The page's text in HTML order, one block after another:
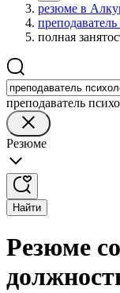
резюме в
полная
преподаватель
Резюме
Найти
Резюме